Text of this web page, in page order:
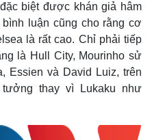
biệt được khán giả hâm
luận cũng cho rằng cơ
là rất cao. Chỉ phải tiếp
là Hull City, Mourinho sử
Essien và David Luiz, trên
thay vì Lukaku như